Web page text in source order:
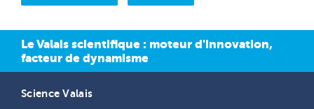
Le Valais scientifique : moteur d'innovation,
facteur de dynamisme
Science Valais